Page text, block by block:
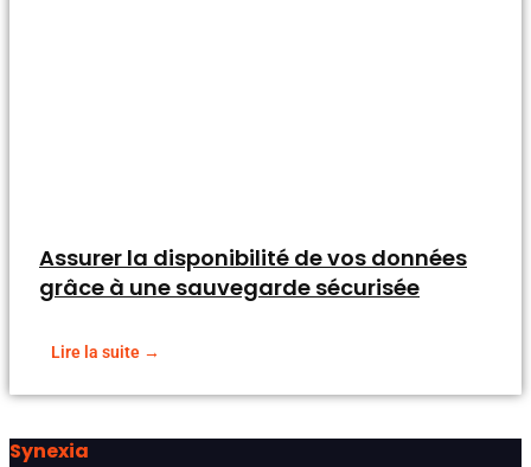
Assurer la disponibilité de vos données
grâce à une sauvegarde sécurisée
Lire la suite →
Synexia